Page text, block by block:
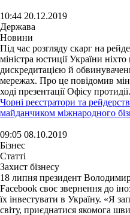
10:44 20.12.2019
Держава
Новини
Під час розгляду скарг на
міністра юстиції України
дискредитацією й
мережах. Про це повідомив
ході презентації Офісу
Чорні реєстратори та
майданчиком міжнародного
09:05 08.10.2019
Бізнес
Статті
Захист бізнесу
18 липня президент
Facebook своє звернення до
їх інвестувати в Україну. «Я
світу, приєднатися якомога